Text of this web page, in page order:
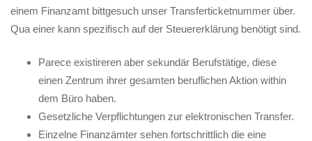
einem Finanzamt bittgesuch unser Transferticketnummer über.
Qua einer kann spezifisch auf der Steuererklärung benötigt sind.
Parece existireren aber sekundär Berufstätige, diese
einen Zentrum ihrer gesamten beruflichen Aktion within
dem Büro haben.
Gesetzliche Verpflichtungen zur elektronischen Transfer.
Einzelne Finanzämter sehen fortschrittlich die eine